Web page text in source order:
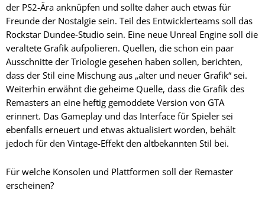
der PS2-Ära anknüpfen und sollte daher auch etwas für
Freunde der Nostalgie sein. Teil des Entwicklerteams soll das
Rockstar Dundee-Studio sein. Eine neue Unreal Engine soll die
veraltete Grafik aufpolieren. Quellen, die schon ein paar
Ausschnitte der Triologie gesehen haben sollen, berichten,
dass der Stil eine Mischung aus „alter und neuer Grafik“ sei.
Weiterhin erwähnt die geheime Quelle, dass die Grafik des
Remasters an eine heftig gemoddete Version von GTA
erinnert. Das Gameplay und das Interface für Spieler sei
ebenfalls erneuert und etwas aktualisiert worden, behält
jedoch für den Vintage-Effekt den altbekannten Stil bei.
Für welche Konsolen und Plattformen soll der Remaster
erscheinen?